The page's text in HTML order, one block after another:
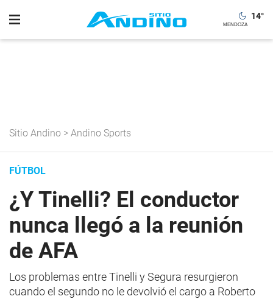
14°
Sitio Andino > Andino Sports
FÚTBOL
¿Y Tinelli? El conductor
nunca llegó a la reunión
de AFA
Los problemas entre Tinelli y Segura resurgieron
cuando el segundo no le devolvió el cargo a Roberto